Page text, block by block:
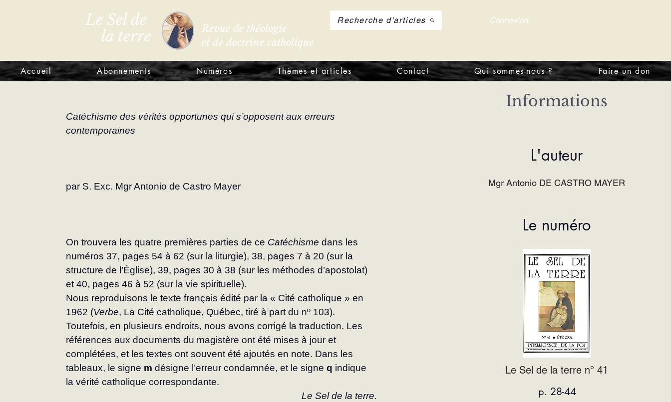
Le Sel de
la terre
Revue de théologie
et de doctrine catholique
Recherche d'articles Connexion
Accueil Abonnements Numéros Thèmes et articles Contact Qui sommes-nous ? Faire un don
Catéchisme des vérités opportunes qui s’opposent aux erreurs
contemporaines
par S. Exc. Mgr Antonio de Castro Mayer
On trouvera les quatre premières parties de ce Catéchisme dans les
numé­ros 37, pages 54 à 62 (sur la liturgie), 38, pages 7 à 20 (sur la
structure de l’Église), 39, pages 30 à 38 (sur les méthodes d’apostolat)
et 40, pages 46 à 52 (sur la vie spirituelle).
Nous reproduisons le texte français édité par la « Cité catholique » en
1962 (Verbe, La Cité catholique, Québec, tiré à part du nº 103).
Toutefois, en plusieurs endroits, nous avons corrigé la traduction. Les
références aux documents du magistère ont été mises à jour et
complétées, et les textes ont souvent été ajoutés en note. Dans les
tableaux, le signe m désigne l’erreur condamnée, et le signe q indique
la vérité catholique correspondante.
Le Sel de la terre.
Informations
L'auteur
Mgr Antonio DE CASTRO MAYER
Le numéro
Le Sel de la terre n° 41
p. 28-44